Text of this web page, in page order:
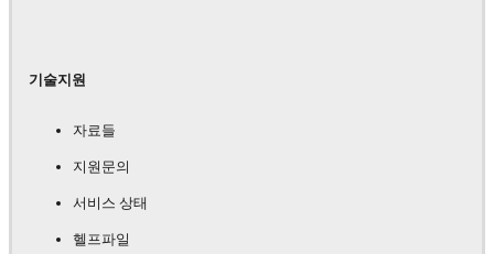
기술지원
자료들
지원문의
서비스 상태
헬프파일